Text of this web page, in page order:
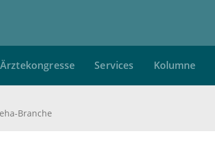
Ärztekongresse Services Kolumne
Branche